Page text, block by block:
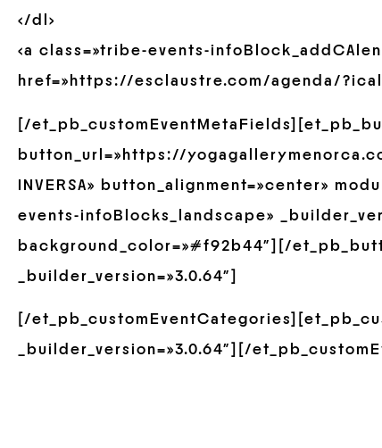
</dl>
<a class=»tribe-events-
href=»https://esclaustre.com/agenda/
[/
button_url=»https://
INVERSA» button_alignment=»center»
events-infoBlocks_landscape»
background_color=»#f92b44″][/
_builder_version=»3.0.64″]
[/
_builder_version=»3.0.64″][/